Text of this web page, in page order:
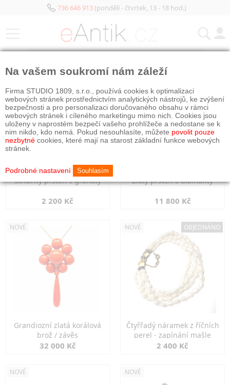
736 646 913(pondělí - čtvrtek, 13 - 18 hod.)
Stříbrný prsten s granáty
2 200 Kč
Zlatý prsten s diamanty
11 800 Kč
NOVÉ
Grandiozní zlatá korálová
brož / závěs
32 000 Kč
NOVÉ OBJEDNÁNO
Čtyřřadý náramek z říčních
perel - zapínání mašle
2 400 Kč
NOVÉ NOVÉ
Na vašem soukromí nám záleží
Firma STUDIO 1809, s.r.o., používá cookies k optimalizaci
webových stránek prostřednictvím analytických nástrojů, ke zvýšení
bezpečnosti a pro personalizaci doručovaného obsahu v rámci
webových stránek i cíleného marketingu mimo nich. Cookies jsou
uloženy v naprostém bezpečí vašeho prohlížeče a nedostane se k
nim nikdo, kdo nemá. Pokud nesouhlasíte, můžete povolit pouze
nezbytné cookies, které mají na starost základní funkce webových
stránek.
Podrobné nastavení Souhlasím